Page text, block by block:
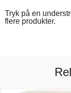
Tryk på en
flere produkter.